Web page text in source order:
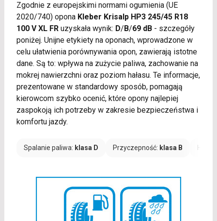
Zgodnie z europejskimi normami ogumienia (UE
2020/740) opona Kleber Krisalp HP3 245/45 R18
100 V XL FRuzyskała wynik: D/B/69 dB- szczegóły
poniżej. Unijne etykiety na oponach, wprowadzone w
celu ułatwienia porównywania opon, zawierają istotne
dane. Są to: wpływa na zużycie paliwa, zachowanie na
mokrej nawierzchni oraz poziom hałasu. Te informacje,
prezentowane w standardowy sposób, pomagają
kierowcom szybko ocenić, które opony najlepiej
zaspokoją ich potrzeby w zakresie bezpieczeństwa i
komfortu jazdy.
Spalanie paliwa: klasa D Przyczepność: klasa B